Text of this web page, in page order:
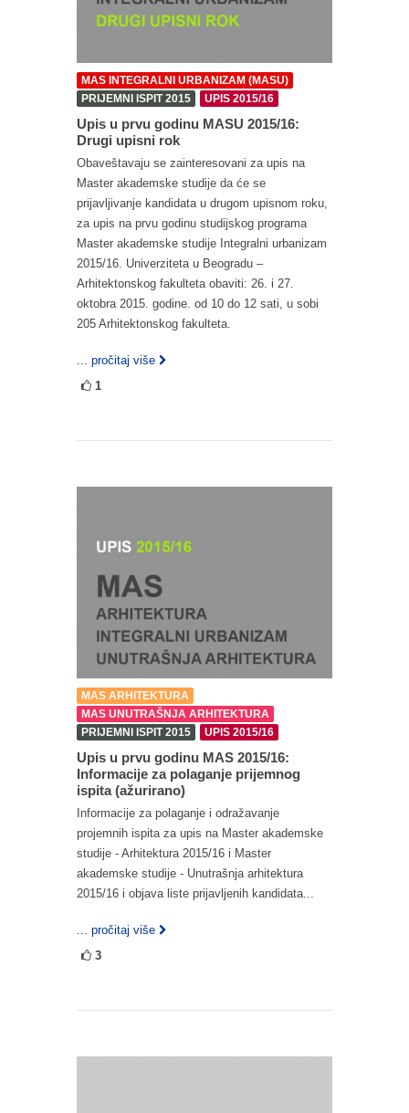
MAS INTEGRALNI URBANIZAM (MASU)
PRIJEMNI ISPIT 2015
UPIS 2015/16
Upis u prvu godinu MASU 2015/16:
Drugi upisni rok
Obaveštavaju se zainteresovani za upis na
Master akademske studije da će se
prijavljivanje kandidata u drugom upisnom roku,
za upis na prvu godinu studijskog programa
Master akademske studije Integralni urbanizam
2015/16. Univerziteta u Beogradu –
Arhitektonskog fakulteta obaviti: 26. i 27.
oktobra 2015. godine. od 10 do 12 sati, u sobi
205 Arhitektonskog fakulteta.
... pročitaj više
1
MAS ARHITEKTURA
MAS UNUTRAŠNJA ARHITEKTURA
PRIJEMNI ISPIT 2015
UPIS 2015/16
Upis u prvu godinu MAS 2015/16:
Informacije za polaganje prijemnog
ispita (ažurirano)
Informacije za polaganje i odražavanje
projemnih ispita za upis na Master akademske
studije - Arhitektura 2015/16 i Master
akademske studije - Unutrašnja arhitektura
2015/16 i objava liste prijavljenih kandidata...
... pročitaj više
3